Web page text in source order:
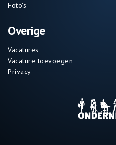
Foto's
Overige
Vacatures
Vacature toevoegen
Privacy